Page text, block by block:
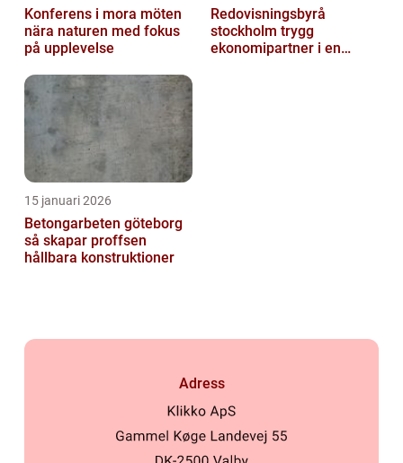
Konferens i mora möten
nära naturen med fokus
på upplevelse
Redovisningsbyrå
stockholm trygg
ekonomipartner i en
15 januari 2026
Betongarbeten göteborg
så skapar proffsen
hållbara konstruktioner
Adress